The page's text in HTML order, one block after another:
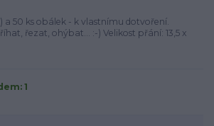
a 50 ks obálek - k vlastnímu dotvoření.
řezat, ohýbat... :-) Velikost přání: 13,5 x
1